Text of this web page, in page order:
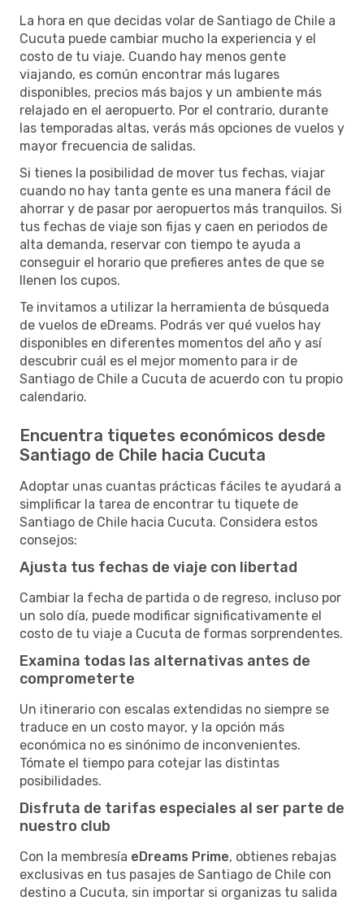
La hora en que decidas volar de Santiago de Chile a
Cucuta puede cambiar mucho la experiencia y el
costo de tu viaje. Cuando hay menos gente
viajando, es común encontrar más lugares
disponibles, precios más bajos y un ambiente más
relajado en el aeropuerto. Por el contrario, durante
las temporadas altas, verás más opciones de vuelos y
mayor frecuencia de salidas.
Si tienes la posibilidad de mover tus fechas, viajar
cuando no hay tanta gente es una manera fácil de
ahorrar y de pasar por aeropuertos más tranquilos. Si
tus fechas de viaje son fijas y caen en periodos de
alta demanda, reservar con tiempo te ayuda a
conseguir el horario que prefieres antes de que se
llenen los cupos.
Te invitamos a utilizar la herramienta de búsqueda
de vuelos de eDreams. Podrás ver qué vuelos hay
disponibles en diferentes momentos del año y así
descubrir cuál es el mejor momento para ir de
Santiago de Chile a Cucuta de acuerdo con tu propio
calendario.
Encuentra tiquetes económicos desde
Santiago de Chile hacia Cucuta
Adoptar unas cuantas prácticas fáciles te ayudará a
simplificar la tarea de encontrar tu tiquete de
Santiago de Chile hacia Cucuta. Considera estos
consejos:
Ajusta tus fechas de viaje con libertad
Cambiar la fecha de partida o de regreso, incluso por
un solo día, puede modificar significativamente el
costo de tu viaje a Cucuta de formas sorprendentes.
Examina todas las alternativas antes de
comprometerte
Un itinerario con escalas extendidas no siempre se
traduce en un costo mayor, y la opción más
económica no es sinónimo de inconvenientes.
Tómate el tiempo para cotejar las distintas
posibilidades.
Disfruta de tarifas especiales al ser parte de
nuestro club
Con la membresía eDreams Prime, obtienes rebajas
exclusivas en tus pasajes de Santiago de Chile con
destino a Cucuta, sin importar si organizas tu salida